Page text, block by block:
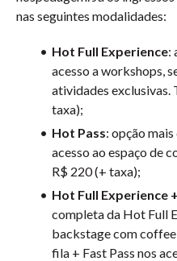
nas seguintes modalidades:
Hot Full Experience:
acesso a workshops,
atividades exclusivas.
taxa);
Hot Pass: opção
acesso ao espaço de
R$ 220 (+ taxa);
Hot Full Experience
completa da Hot Full
backstage com
fila + Fast Pass nos